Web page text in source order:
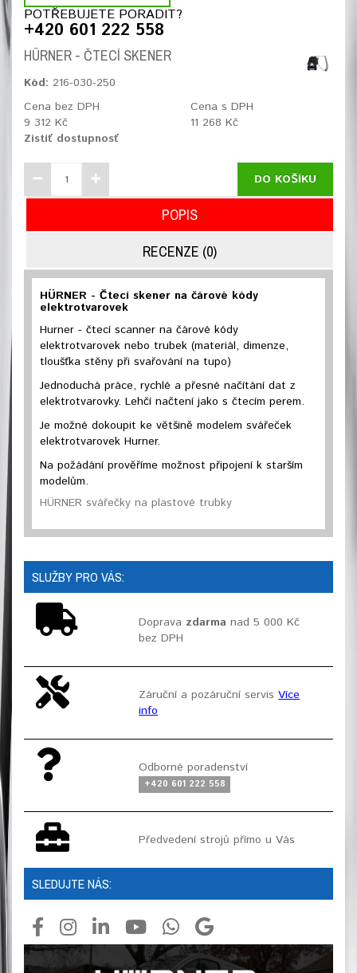
POTŘEBUJETE PORADIT?
+420 601 222 558
HÜRNER - ČTECÍ SKENER
Kód: 216-030-250
Cena bez DPH
9 312 Kč
Cena s DPH
11 268 Kč
Zistiť dostupnosť
DO KOŠÍKU
POPIS
RECENZE (0)
HÜRNER - Čtecí skener na čárové kódy
elektrotvarovek
Hurner - čtecí scanner na čárové kódy
elektrotvarovek nebo trubek (materiál, dimenze,
tloušťka stěny při svařování na tupo)
Jednoduchá práce, rychlé a přesné načítání dat z
elektrotvarovky. Lehčí načtení jako s čtecím perem.
Je možné dokoupit ke většině modelem svářeček
elektrotvarovek Hurner.
Na požádání prověříme možnost připojení k starším
modelům.
HÜRNER svářečky na plastové trubky
SLUŽBY PRO VÁS:
Doprava zdarma nad 5 000 Kč
bez DPH
Záruční a pozáruční servisVíce
info
Odborné poradenství
+420 601 222 558
Předvedení strojů přímo u Vás
SLEDUJTE NÁS: